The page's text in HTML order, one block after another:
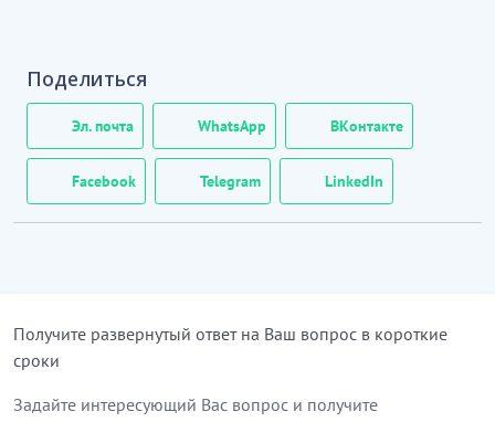
Поделиться
Эл. почта WhatsApp ВКонтакте
Facebook Telegram LinkedIn
Получите развернутый ответ на Ваш вопрос в короткие
сроки
Задайте интересующий Вас вопрос и получите